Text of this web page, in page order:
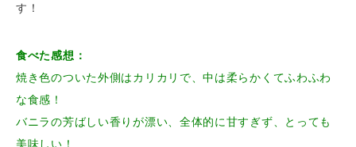
す！
食べた感想：
焼き色のついた外側はカリカリで、中は柔らかくてふわふわ
な食感！
バニラの芳ばしい香りが漂い、全体的に甘すぎず、とっても
美味しい！